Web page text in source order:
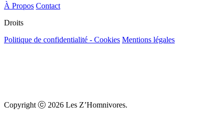
À Propos Contact
Droits
Politique de confidentialité - Cookies Mentions légales
Copyright ⓒ 2026 Les Z’Homnivores.